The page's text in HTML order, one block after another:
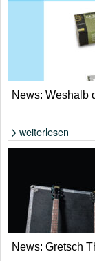
Die Fusion T-Style-
umfangreichen
News: Weshalb
weiterlesen
News: Gretsch